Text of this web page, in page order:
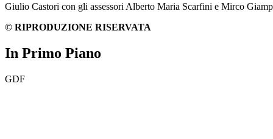
Giulio Castori con gli assessori Alberto Maria Scarfini e Mirco
© RIPRODUZIONE RISERVATA
In Primo Piano
GDF